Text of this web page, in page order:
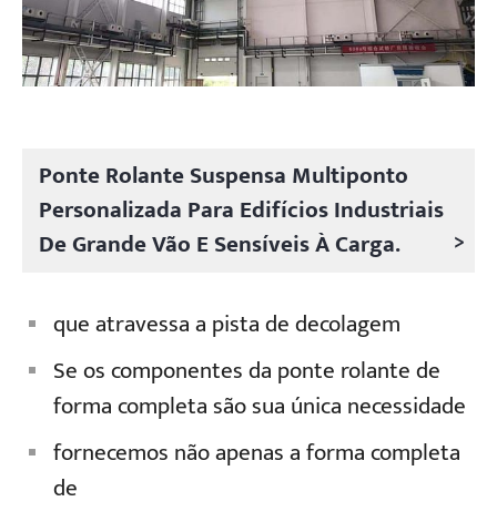
Ponte Rolante Suspensa Multiponto
Personalizada Para Edifícios Industriais
De Grande Vão E Sensíveis À Carga.
>
que atravessa a pista de decolagem
Se os componentes da ponte rolante de
forma completa são sua única necessidade
fornecemos não apenas a forma completa
de